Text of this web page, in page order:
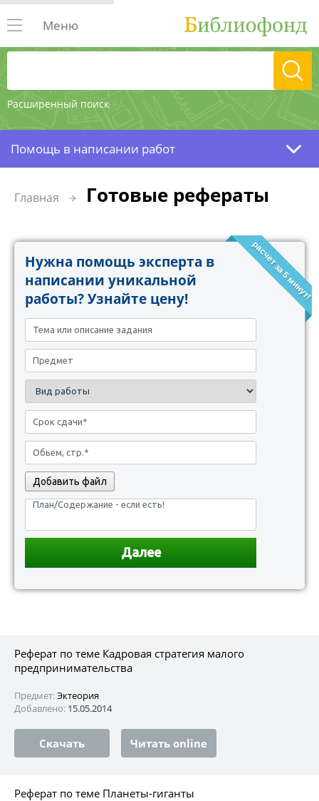
Расширенный поиск
Меню
Помощь в написании работ
Главная Готовые рефераты
расчет за 5 минут!
Нужна помощь эксперта в
написании уникальной
работы? Узнайте цену!
Добавить файл
Реферат по теме Кадровая стратегия малого
предпринимательства
Предмет:Эктеория
Добавлено: 15.05.2014
Скачать Читать online
Реферат по теме Планеты-гиганты